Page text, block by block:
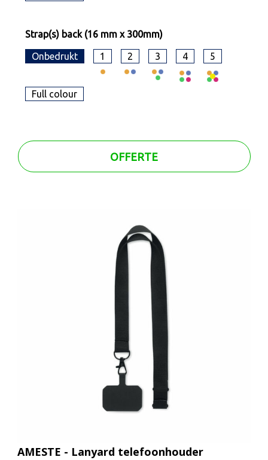
Strap(s) back (16 mm x 300mm)
Onbedrukt 1 2 3 4 5
Full colour
OFFERTE
AMESTE - Lanyard telefoonhouder